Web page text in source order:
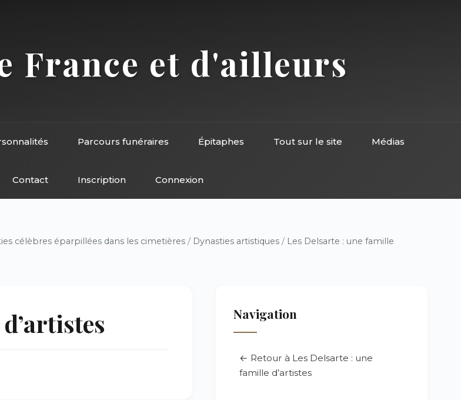
France et d'ailleurs
Parcours funéraires Épitaphes Tout sur le site Médias
Contact Inscription Connexion
célèbres éparpillées dans les cimetières / Dynasties artistiques / Les Delsarte : une famille
Navigation
← Retour à Les Delsarte : une
famille d’artistes